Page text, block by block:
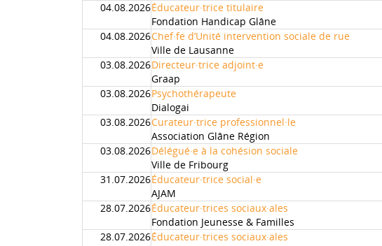
04.08.2026Éducateur·trice titulaire
Fondation Handicap Glâne
04.08.2026Chef·fe d’Unité intervention sociale de rue
Ville de Lausanne
03.08.2026Directeur·trice adjoint·e
Graap
03.08.2026Psychothérapeute
Dialogai
03.08.2026Curateur·trice professionnel·le
Association Glâne Région
03.08.2026Délégué·e à la cohésion sociale
Ville de Fribourg
31.07.2026Éducateur·trice social·e
AJAM
28.07.2026Éducateur·trices sociaux·ales
Fondation Jeunesse & Familles
28.07.2026Éducateur·trices sociaux·ales